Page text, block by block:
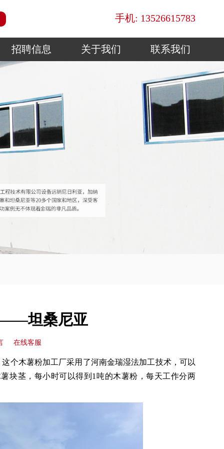
手机: 13526615783
招聘信息 关于我们 联系我们
——坦桑尼亚
在线客服
个木薯粉加工厂采用了河南金瑞湿法加工技术，可以
块茎，每小时可以得到1吨的木薯粉，每天工作分两